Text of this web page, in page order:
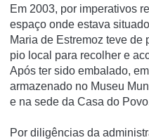
Em 2003, por imperativos
espaço onde estava
Maria de Estremoz teve
pio local para recolher e
Após ter sido embalado,
armazenado no Museu
e na sede da Casa do
Por diligências da